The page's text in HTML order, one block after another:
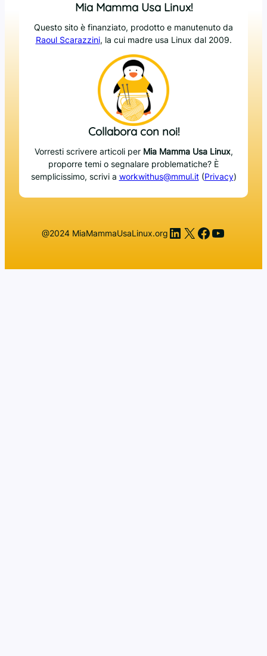
Mia Mamma Usa Linux!
Questo sito è finanziato, prodotto e manutenuto da
Raoul Scarazzini, la cui madre usa Linux dal 2009.
Collabora con noi!
Vorresti scrivere articoli per Mia Mamma Usa Linux,
proporre temi o segnalare problematiche? È
semplicissimo, scrivi a workwithus@mmul.it(Privacy)
@2024 MiaMammaUsaLinux.org LinkedIn
X Facebook